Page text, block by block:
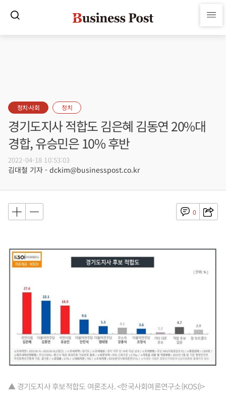
정치·사회 정치
경기도지사 적합도 김은혜 김동연 20%대
경합, 유승민은 10% 후반
2022-04-18 10:53:03
김대철 기자 - dckim@businesspost.co.kr
0
▲ 경기도지사 후보적합도 여론조사. <한국사회여론연구소(KOSI)>